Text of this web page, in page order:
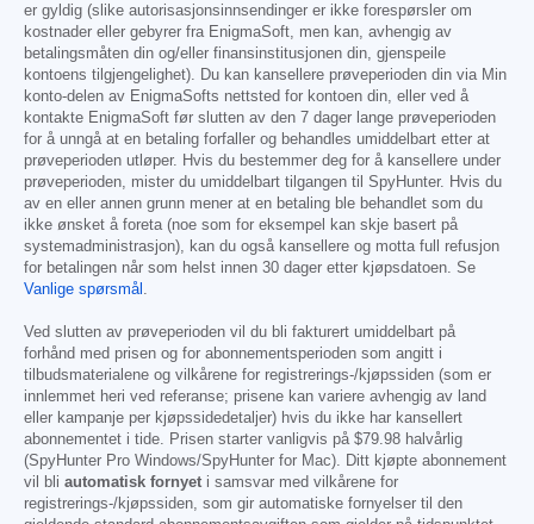
er gyldig (slike autorisasjonsinnsendinger er ikke forespørsler om
kostnader eller gebyrer fra EnigmaSoft, men kan, avhengig av
betalingsmåten din og/eller finansinstitusjonen din, gjenspeile
kontoens tilgjengelighet). Du kan kansellere prøveperioden din via Min
konto-delen av EnigmaSofts nettsted for kontoen din, eller ved å
kontakte EnigmaSoft før slutten av den 7 dager lange prøveperioden
for å unngå at en betaling forfaller og behandles umiddelbart etter at
prøveperioden utløper. Hvis du bestemmer deg for å kansellere under
prøveperioden, mister du umiddelbart tilgangen til SpyHunter. Hvis du
av en eller annen grunn mener at en betaling ble behandlet som du
ikke ønsket å foreta (noe som for eksempel kan skje basert på
systemadministrasjon), kan du også kansellere og motta full refusjon
for betalingen når som helst innen 30 dager etter kjøpsdatoen. Se
Vanlige spørsmål .
Ved slutten av prøveperioden vil du bli fakturert umiddelbart på
forhånd med prisen og for abonnementsperioden som angitt i
tilbudsmaterialene og vilkårene for registrerings-/kjøpssiden (som er
innlemmet heri ved referanse; prisene kan variere avhengig av land
eller kampanje per kjøpssidedetaljer) hvis du ikke har kansellert
abonnementet i tide. Prisen starter vanligvis på $79.98 halvårlig
(SpyHunter Pro Windows/SpyHunter for Mac). Ditt kjøpte abonnement
vil bli automatisk fornyet i samsvar med vilkårene for
registrerings-/kjøpssiden, som gir automatiske fornyelser til den